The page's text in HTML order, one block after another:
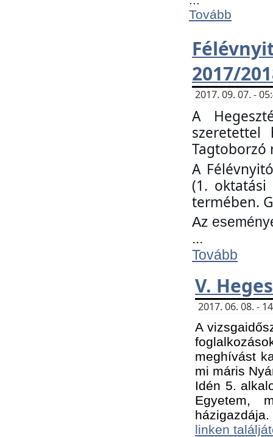
Tovább
2017/
2017. 09. 07. -
A
Tagtoborzó
A
(1. oktatási
termében.
Az
...
Tovább
V.
2017. 06. 08. -
A
meghívást
mi máris
Idén 5.
Egyetem,
linken